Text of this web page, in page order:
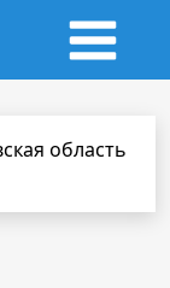
область